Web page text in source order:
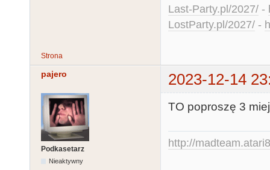
Last-Party.pl/2027/ -
LostParty.pl/2027/ -
Strona
pajero 2023-12-14
Podkasetarz
Nieaktywny
TO poproszę 3
http://